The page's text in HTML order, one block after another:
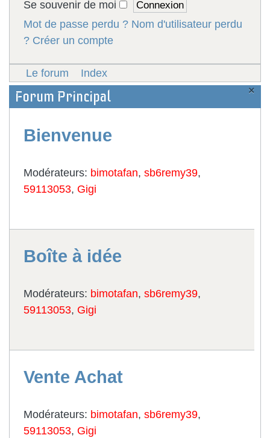
Se souvenir de moi
Mot de passe perdu ? Nom d'utilisateur perdu
? Créer un compte
Le forum
Index
×
Forum Principal
Bienvenue
Modérateurs: bimotafan,sb6remy39,
59113053, Gigi
Boîte à idée
Modérateurs: bimotafan,sb6remy39,
59113053, Gigi
Vente Achat
Modérateurs: bimotafan,sb6remy39,
59113053, Gigi